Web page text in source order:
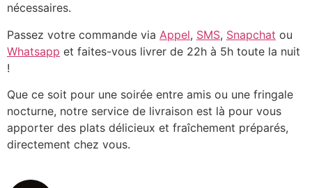
nécessaires.
Passez votre commande via Appel, SMS, Snapchat ou
Whatsapp et faites-vous livrer de 22h à 5h toute la nuit
!
Que ce soit pour une soirée entre amis ou une fringale
nocturne, notre service de livraison est là pour vous
apporter des plats délicieux et fraîchement préparés,
directement chez vous.